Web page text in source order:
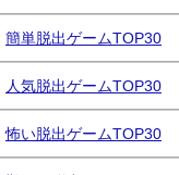
簡単脱出ゲームTOP30
人気脱出ゲームTOP30
怖い脱出ゲームTOP30